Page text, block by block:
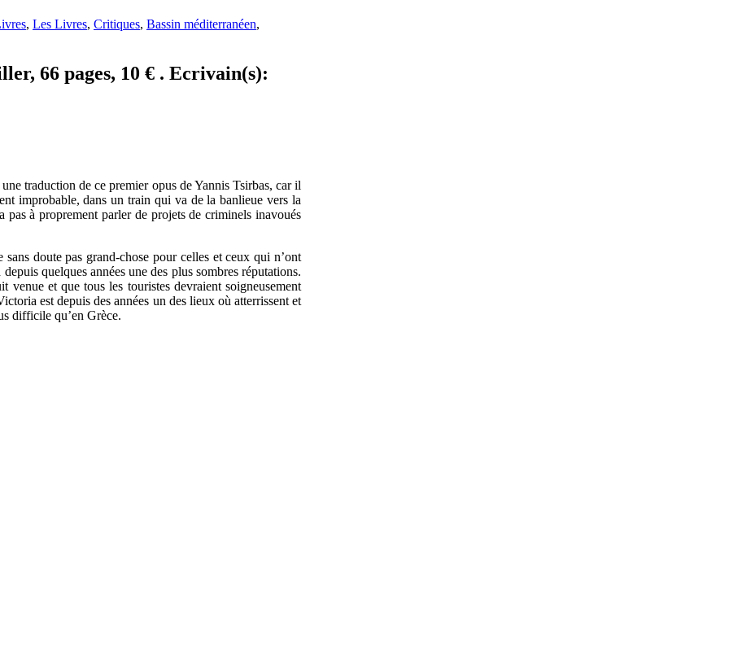
, Les Livres, Critiques, Bassin méditerranéen,
66 pages, 10 € . Ecrivain(s):
traduction de ce premier opus de Yannis Tsirbas, car il
improbable, dans un train qui va de la banlieue vers la
à proprement parler de projets de criminels inavoués
doute pas grand-chose pour celles et ceux qui n’ont
quelques années une des plus sombres réputations.
et que tous les touristes devraient soigneusement
est depuis des années un des lieux où atterrissent et
difficile qu’en Grèce.